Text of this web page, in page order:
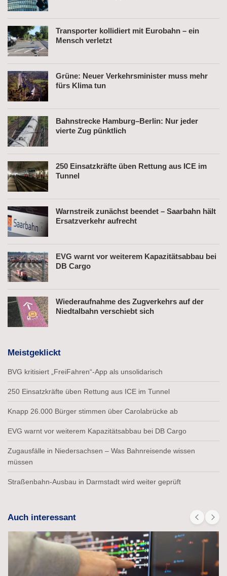
Transporter kollidiert mit Eurobahn – ein
Mensch verletzt
Grüne: Neuer Verkehrsminister muss mehr
fürs Klima tun
Bahnstrecke Hamburg–Berlin: Nur jeder
vierte Zug pünktlich
250 Einsatzkräfte üben Rettung aus ICE im
Tunnel
Warnstreik zunächst beendet – Saarbahn hält
Ersatzverkehr aufrecht
EVG warnt vor weiterem Kapazitätsabbau bei
DB Cargo
Wiederaufnahme des Zugverkehrs auf der
Niedtalbahn verschiebt sich
Meistgeklickt
BVG kritisiert „FreiFahren“-App als unsolidarisch
250 Einsatzkräfte üben Rettung aus ICE im Tunnel
Knapp 26.000 Bürger stimmen über Carolabrücke ab
EVG warnt vor weiterem Kapazitätsabbau bei DB Cargo
Zugausfälle in Niedersachsen – Was Bahnreisende wissen
müssen
Straßenbahn-Ausbau in Darmstadt wird weiter geprüft
Auch interessant